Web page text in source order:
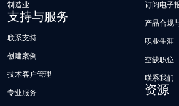
制造业
支持与服务
联系支持
创建案例
技术客户管理
专业服务
订阅电子
产品合规
职业生涯
空缺职位
联系我们
资源